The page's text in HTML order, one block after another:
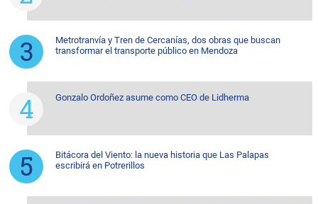
Metrotranvía y Tren de Cercanías, dos obras que buscan
transformar el transporte público en Mendoza
Gonzalo Ordoñez asume como CEO de Lidherma
Bitácora del Viento: la nueva historia que Las Palapas
escribirá en Potrerillos